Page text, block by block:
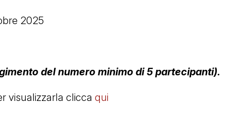
2025
del numero minimo di 5 partecipanti).
visualizzarla clicca qui